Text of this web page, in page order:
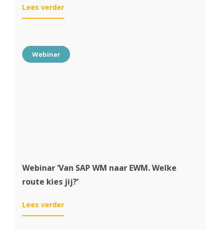
Lees verder:
De
optimaliseert
haar
Webinar
Webinar ‘Van SAP WM naar EWM. Welke
route kies jij?’
Lees verder:
Webinar